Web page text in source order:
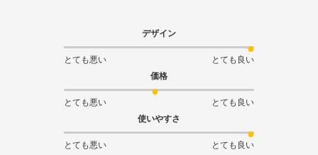
デザイン
とても悪い
とても良い
価格
とても悪い
とても良い
使いやすさ
とても悪い とても良い